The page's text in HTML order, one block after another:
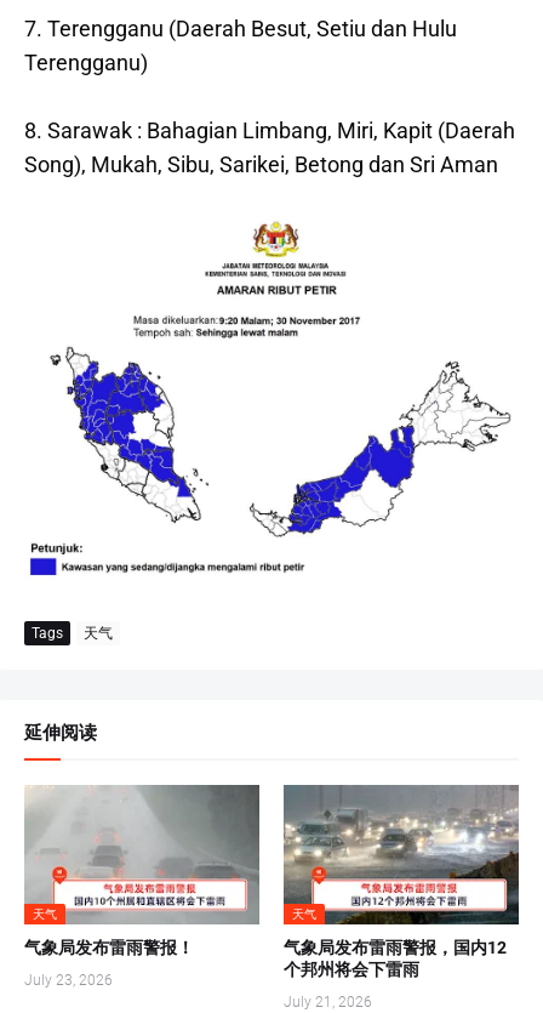
7. Terengganu (Daerah Besut, Setiu dan Hulu
Terengganu)
8. Sarawak : Bahagian Limbang, Miri, Kapit (Daerah
Song), Mukah, Sibu, Sarikei, Betong dan Sri Aman
Tags 天气
延伸阅读
天气
气象局发布雷雨警报！
July 23, 2026
天气
气象局发布雷雨警报，国内12
个邦州将会下雷雨
July 21, 2026